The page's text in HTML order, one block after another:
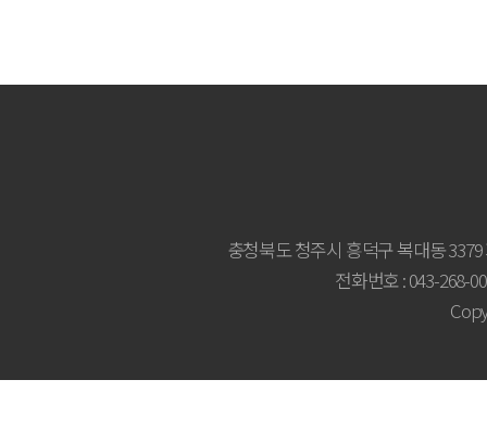
충청북도 청주시 흥덕구 복대동
전화번호 : 043-268-